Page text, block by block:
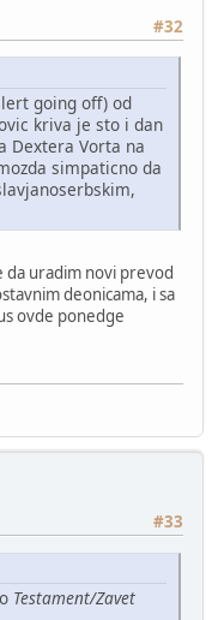
#32
going off) od
kriva je sto i dan
Dextera Vorta na
simpaticno da
da uradim novi prevod
deonicama, i sa
ovde ponedge
#33
Testament/Zavet